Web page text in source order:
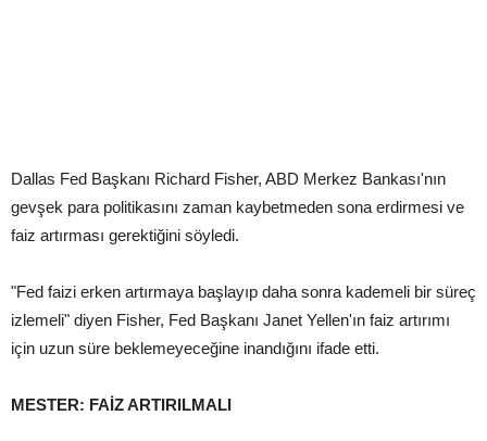
Dallas Fed Başkanı Richard Fisher, ABD Merkez Bankası'nın
gevşek para politikasını zaman kaybetmeden sona erdirmesi ve
faiz artırması gerektiğini söyledi.
"Fed faizi erken artırmaya başlayıp daha sonra kademeli bir süreç
izlemeli" diyen Fisher, Fed Başkanı Janet Yellen'ın faiz artırımı
için uzun süre beklemeyeceğine inandığını ifade etti.
MESTER: FAİZ ARTIRILMALI